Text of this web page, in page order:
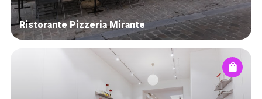
Ristorante Pizzeria Mirante